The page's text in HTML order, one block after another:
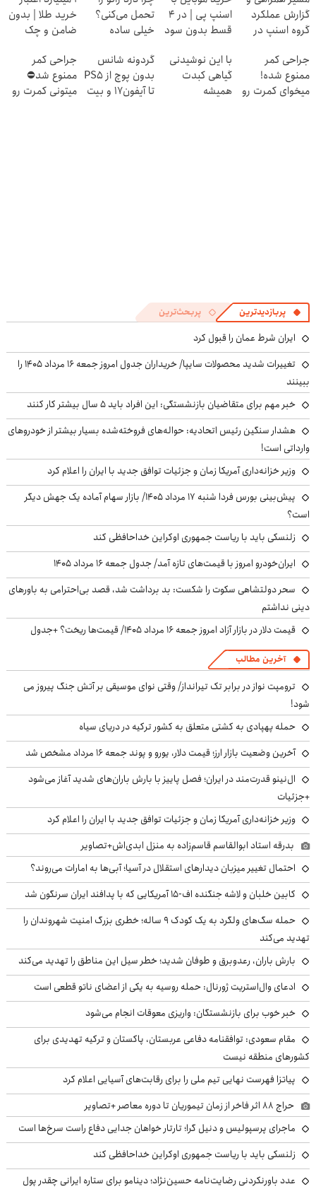
گزارش عملکرد
گروه اسنپ در
اسنپ پی | در ۴
قسط بدون سود
تحمل می‌کنی؟
خیلی ساده
کن
خرید طلا | بدون
ضامن و چک
جراحی کمر
ممنوع شده!
میخوای کمرت رو
با این نوشیدنی
گیاهی کبدت
همیشه
گردونه شانس
بدون پوچ از PS5
تا آیفون17 و بیت
جراحی کمر
ممنوع شد⛔
میتونی کمرت رو
پربازدیدترین پربحث‌ترین
ایران شرط عمان را قبول کرد
تغییرات شدید محصولات سایپا/ خریداران جدول امروز جمعه ۱۶ مرداد ۱۴۰۵ را
ببینند
خبر مهم برای متقاضیان بازنشستگی: این افراد باید ۵ سال بیشتر کار کنند
هشدار سنگین رئیس اتحادیه: حواله‌های فروخته‌شده بسیار بیشتر از خودروهای
وارداتی است!
وزیر خزانه‌داری آمریکا زمان و جزئیات توافق جدید با ایران را اعلام کرد
پیش‌بینی بورس فردا شنبه ۱۷ مرداد ۱۴۰۵/ بازار سهام آماده یک جهش دیگر
است؟
زلنسکی باید با ریاست جمهوری اوکراین خداحافظی کند
ایران‌خودرو امروز با قیمت‌های تازه آمد/ جدول جمعه ۱۶ مرداد ۱۴۰۵
سحر دولتشاهی سکوت را شکست: بد برداشت شد، قصد بی‌احترامی به باورهای
دینی نداشتم
قیمت دلار در بازار آزاد امروز جمعه ۱۶ مرداد ۱۴۰۵/ قیمت‌ها ریخت؟ +جدول
آخرین مطالب
ترومپت نواز در برابر تک تیرانداز/ وقتی نوای موسیقی بر آتش جنگ پیروز می
شود!
حمله پهپادی به کشتی متعلق به کشور ترکیه در دریای سیاه
آخرین وضعیت بازار ارز؛ قیمت دلار، یورو و پوند جمعه ۱۶ مرداد مشخص شد
ال‌نینو قدرت‌مند در ایران؛ فصل پاییز با بارش باران‌های شدید آغاز می‌شود
+جزئیات
وزیر خزانه‌داری آمریکا زمان و جزئیات توافق جدید با ایران را اعلام کرد
بدرقه استاد ابوالقاسم قاسم‌زاده به منزل ابدی‌اش+تصاویر
احتمال تغییر میزبان دیدارهای استقلال در آسیا؛ آبی‌ها به امارات می‌روند؟
کابین خلبان و لاشه جنگنده اف-۱۵ آمریکایی که با پدافند ایران سرنگون شد
حمله سگ‌های ولگرد به یک کودک ۹ ساله؛ خطری بزرگ امنیت شهروندان را
تهدید می‌کند
بارش باران، رعدوبرق و طوفان شدید؛ خطر سیل این مناطق را تهدید می‌کند
ادعای وال‌استریت ژورنال: حمله روسیه به یکی از اعضای ناتو قطعی است
خبر خوب برای بازنشستگان: واریزی معوقات انجام می‌شود
مقام سعودی: توافقنامه دفاعی عربستان، پاکستان و ترکیه تهدیدی برای
کشورهای منطقه نیست
پیاتزا فهرست نهایی تیم ملی را برای رقابت‌های آسیایی اعلام کرد
حراج ۸۸ اثر فاخر از زمان تیموریان تا دوره معاصر +تصاویر
ماجرای پرسپولیس و دنیل گرا؛ تارتار خواهان جدایی دفاع راست سرخ‌ها است
زلنسکی باید با ریاست جمهوری اوکراین خداحافظی کند
عدد باورنکردنی رضایت‌نامه حسین‌نژاد؛ دینامو برای ستاره ایرانی چقدر پول